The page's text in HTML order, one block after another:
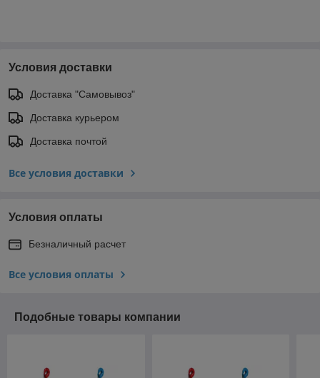
Условия доставки
Доставка "Самовывоз"
Доставка курьером
Доставка почтой
Все условия доставки
Условия оплаты
Безналичный расчет
Все условия оплаты
Подобные товары компании